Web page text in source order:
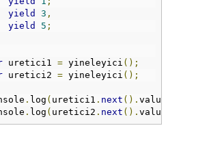
yield
3 ,
yield
5 ;
uretici1 = yineleyici ();
uretici2 = yineleyici ();
. log ( uretici1 . next (). value
. log ( uretici2 . next (). value